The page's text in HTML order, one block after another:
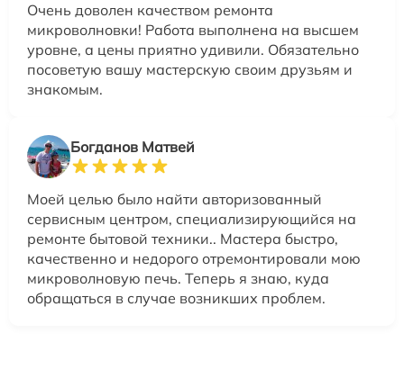
Очень доволен качеством ремонта
микроволновки! Работа выполнена на высшем
уровне, а цены приятно удивили. Обязательно
посоветую вашу мастерскую своим друзьям и
знакомым.
Богданов Матвей
Моей целью было найти авторизованный
сервисным центром, специализирующийся на
ремонте бытовой техники.. Мастера быстро,
качественно и недорого отремонтировали мою
микроволновую печь. Теперь я знаю, куда
обращаться в случае возникших проблем.